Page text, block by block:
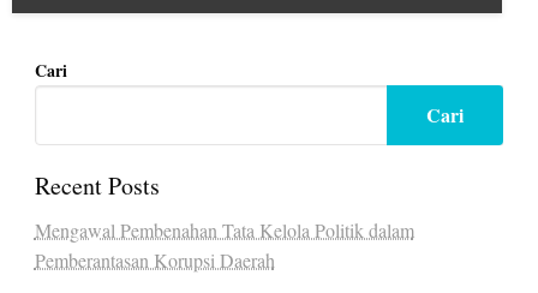
Cari
Cari
Recent Posts
Mengawal Pembenahan Tata Kelola Politik dalam
Pemberantasan Korupsi Daerah